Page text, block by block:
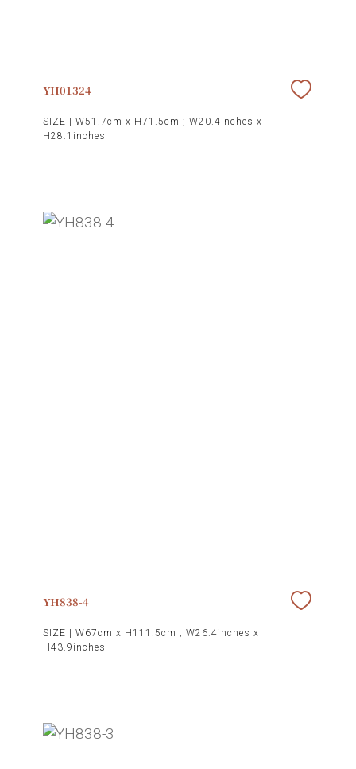
YH01324
SIZE | W51.7cm x H71.5cm ; W20.4inches x
H28.1inches
YH838-4
SIZE | W67cm x H111.5cm ; W26.4inches x
H43.9inches